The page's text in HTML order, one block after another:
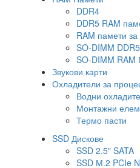
DDR4
DDR5 RAM
RAM памети
SO-DIMM
SO-DIMM RAM
Звукови карти
Охладители за
Водни
Монтажни
Термо пасти
SSD Дискове
SSD 2.5" SATA
SSD М.2 PCIe